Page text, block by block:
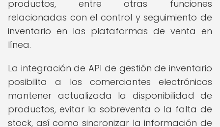
productos, entre otras funciones
relacionadas con el control y seguimiento de
inventario en las plataformas de venta en
línea.
La integración de API de gestión de inventario
posibilita a los comerciantes electrónicos
mantener actualizada la disponibilidad de
productos, evitar la sobreventa o la falta de
stock, así como sincronizar la información de